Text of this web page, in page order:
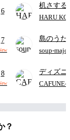
6
机さする
HARU
7
島のうた
映画ちい
soup-majo
8
ディズ
レー-
ード有)
CAFUNE-
？